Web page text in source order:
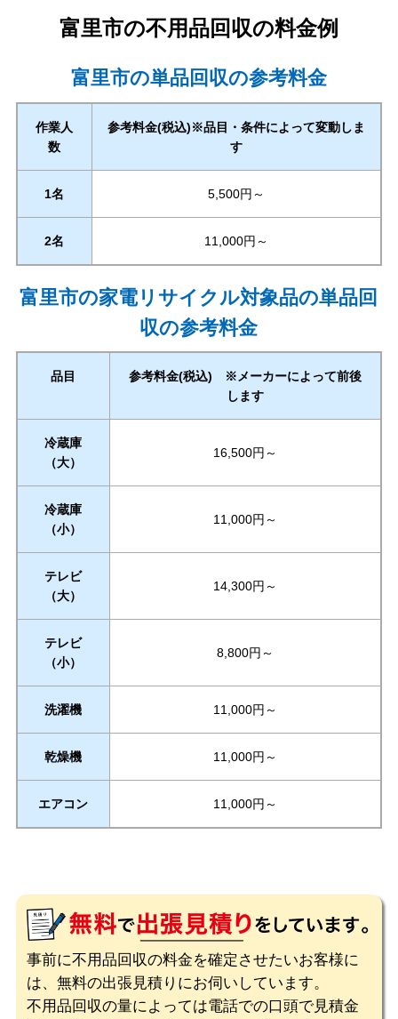
富里市の不用品回収の料金例
富里市の単品回収の参考料金
作業人
数
参考料金(税込)※品目・条件によって変動しま
す
1名 5,500円～
2名 11,000円～
富里市の家電リサイクル対象品の単品回
収の参考料金
品目
参考料金(税込) ※メーカーによって前後
します
冷蔵庫
（大）
16,500円～
冷蔵庫
（小）
11,000円～
テレビ
（大）
14,300円～
テレビ
（小）
8,800円～
洗濯機 11,000円～
乾燥機 11,000円～
エアコン 11,000円～
事前に不用品回収の料金を確定させたいお客様に
は、無料の出張見積りにお伺いしています。
不用品回収の量によっては電話での口頭で見積金